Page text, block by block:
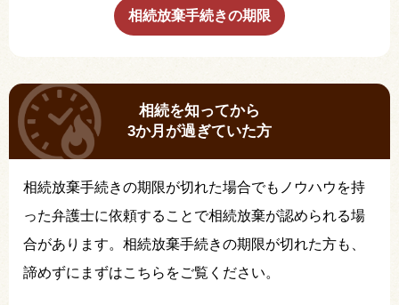
相続放棄手続きの期限
相続を知ってから
3か月が過ぎていた方
相続放棄手続きの期限が切れた場合でもノウハウを持
った弁護士に依頼することで相続放棄が認められる場
合があります。相続放棄手続きの期限が切れた方も、
諦めずにまずはこちらをご覧ください。